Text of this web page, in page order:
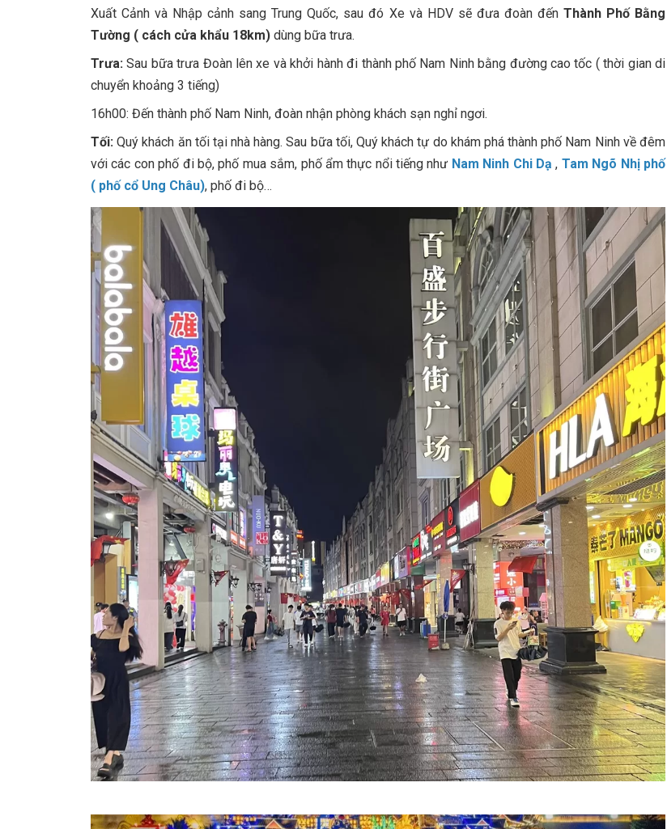
Xuất Cảnh và Nhập cảnh sang Trung Quốc, sau đó Xe và HDV sẽ đưa đoàn đến Thành Phố Bằng
Tường ( cách cửa khẩu 18km) dùng bữa trưa.
Trưa:Sau bữa trưa Đoàn lên xe và khởi hành đi thành phố Nam Ninh bằng đường cao tốc ( thời gian di
chuyển khoảng 3 tiếng)
16h00: Đến thành phố Nam Ninh, đoàn nhận phòng khách sạn nghỉ ngơi.
Tối:Quý khách ăn tối tại nhà hàng. Sau bữa tối, Quý khách tự do khám phá thành phố Nam Ninh về đêm
với các con phố đi bộ, phố mua sắm, phố ẩm thực nổi tiếng như Nam Ninh Chi Dạ , Tam Ngõ Nhị phố
( phố cổ Ung Châu), phố đi bộ…